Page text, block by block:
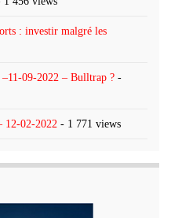
: investir malgré les
09-2022 – Bulltrap ? -
12-02-2022 - 1 771 views